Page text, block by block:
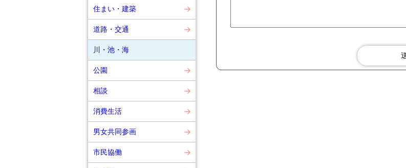
住まい・建築
道路・交通
川・池・海
公園
相談
消費生活
男女共同参画
市民協働